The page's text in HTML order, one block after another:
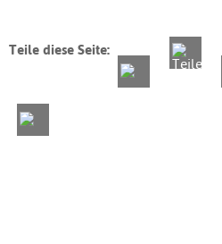
Teile diese Seite: